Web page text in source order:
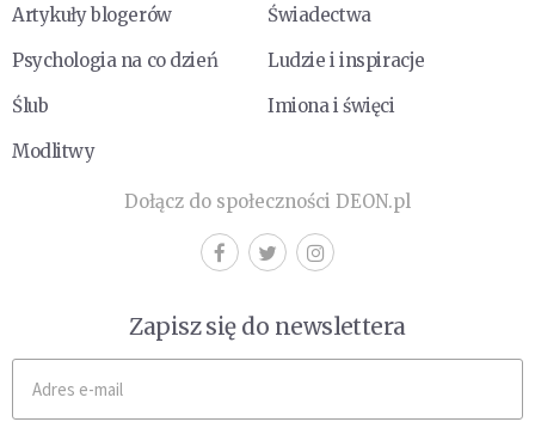
Artykuły blogerów
Świadectwa
Psychologia na co dzień
Ludzie i inspiracje
Ślub
Imiona i święci
Modlitwy
Dołącz do społeczności DEON.pl
Zapisz się do newslettera